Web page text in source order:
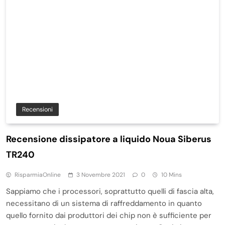
Recensioni
Recensione dissipatore a liquido Noua Siberus
TR240
RisparmiaOnline 3 Novembre 2021 0 10 Mins
Sappiamo che i processori, soprattutto quelli di fascia alta,
necessitano di un sistema di raffreddamento in quanto
quello fornito dai produttori dei chip non è sufficiente per